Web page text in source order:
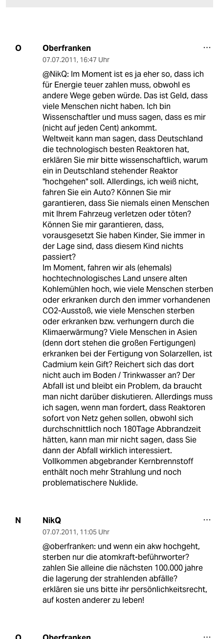
O Oberfranken
07.07.2011, 16:47 Uhr
@NikQ: Im Moment ist es ja eher so, dass ich
für Energie teuer zahlen muss, obwohl es
andere Wege geben würde. Das ist Geld, dass
viele Menschen nicht haben. Ich bin
Wissenschaftler und muss sagen, dass es mir
(nicht auf jeden Cent) ankommt.
Weltweit kann man sagen, dass Deutschland
die technologisch besten Reaktoren hat,
erklären Sie mir bitte wissenschaftlich, warum
ein in Deutschland stehender Reaktor
"hochgehen" soll. Allerdings, ich weiß nicht,
fahren Sie ein Auto? Können Sie mir
garantieren, dass Sie niemals einen Menschen
mit Ihrem Fahrzeug verletzen oder töten?
Können Sie mir garantieren, dass,
vorausgesetzt Sie haben Kinder, Sie immer in
der Lage sind, dass diesem Kind nichts
passiert?
Im Moment, fahren wir als (ehemals)
hochtechnologisches Land unsere alten
Kohlemühlen hoch, wie viele Menschen sterben
oder erkranken durch den immer vorhandenen
CO2-Ausstoß, wie viele Menschen sterben
oder erkranken bzw. verhungern durch die
Klimaerwärmung? Viele Menschen in Asien
(denn dort stehen die großen Fertigungen)
erkranken bei der Fertigung von Solarzellen, ist
Cadmium kein Gift? Reichert sich das dort
nicht auch im Boden / Trinkwasser an? Der
Abfall ist und bleibt ein Problem, da braucht
man nicht darüber diskutieren. Allerdings muss
ich sagen, wenn man fordert, dass Reaktoren
sofort von Netz gehen sollen, obwohl sich
durchschnittlich noch 180Tage Abbrandzeit
hätten, kann man mir nicht sagen, dass Sie
dann der Abfall wirklich interessiert.
Vollkommen abgebrander Kernbrennstoff
enthält noch mehr Strahlung und noch
problematischere Nuklide.
N NikQ
07.07.2011, 11:05 Uhr
@oberfranken: und wenn ein akw hochgeht,
sterben nur die atomkraft-beführworter?
zahlen Sie alleine die nächsten 100.000 jahre
die lagerung der strahlenden abfälle?
erklären sie uns bitte ihr persönlichkeitsrecht,
auf kosten anderer zu leben!